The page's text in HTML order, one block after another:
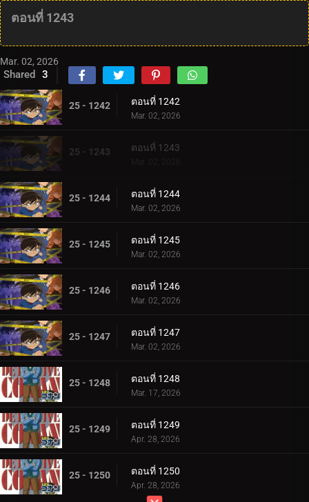
ตอนที่ 1243
Mar. 02, 2026
Shared 3
25 - 1242 ตอนที่ 1242
Mar. 02, 2026
25 - 1243 ตอนที่ 1243
Mar. 02, 2026
25 - 1244 ตอนที่ 1244
Mar. 02, 2026
25 - 1245 ตอนที่ 1245
Mar. 02, 2026
25 - 1246 ตอนที่ 1246
Mar. 02, 2026
25 - 1247 ตอนที่ 1247
Mar. 02, 2026
25 - 1248 ตอนที่ 1248
Mar. 17, 2026
25 - 1249 ตอนที่ 1249
Apr. 28, 2026
25 - 1250 ตอนที่ 1250
Apr. 28, 2026